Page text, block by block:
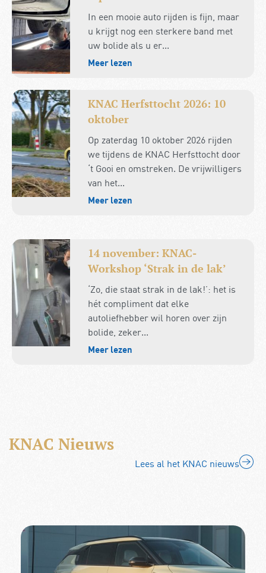
In een mooie auto rijden is fijn, maar
u krijgt nog een sterkere band met
uw bolide als u er...
Meer lezen
KNAC Herfsttocht 2026: 10
oktober
Op zaterdag 10 oktober 2026 rijden
we tijdens de KNAC Herfsttocht door
‘t Gooi en omstreken. De vrijwilligers
van het...
Meer lezen
14 november: KNAC-
Workshop ‘Strak in de lak’
‘Zo, die staat strak in de lak!’: het is
hét compliment dat elke
autoliefhebber wil horen over zijn
bolide, zeker...
Meer lezen
KNAC Nieuws
Lees al het KNAC nieuws